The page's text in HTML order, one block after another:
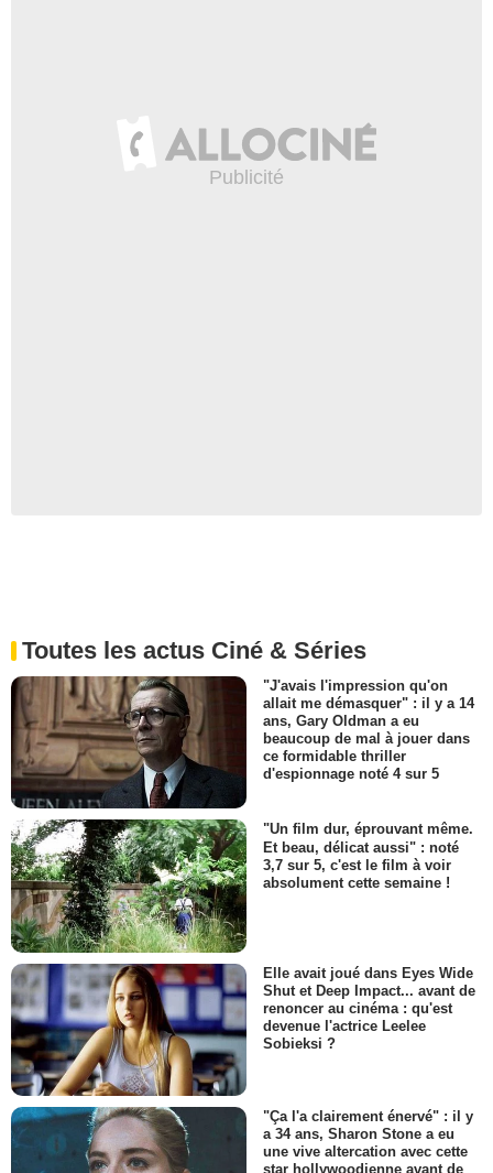
Toutes les actus Ciné & Séries
"J'avais l'impression qu'on
allait me démasquer" : il y a 14
ans, Gary Oldman a eu
beaucoup de mal à jouer dans
ce formidable thriller
d'espionnage noté 4 sur 5
"Un film dur, éprouvant même.
Et beau, délicat aussi" : noté
3,7 sur 5, c'est le film à voir
absolument cette semaine !
Elle avait joué dans Eyes Wide
Shut et Deep Impact... avant de
renoncer au cinéma : qu'est
devenue l'actrice Leelee
Sobieksi ?
"Ça l'a clairement énervé" : il y
a 34 ans, Sharon Stone a eu
une vive altercation avec cette
star hollywoodienne avant de